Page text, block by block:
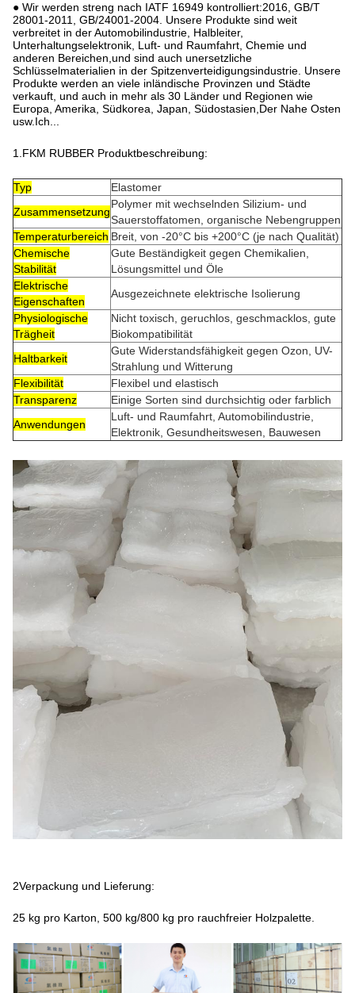
● Wir werden streng nach IATF 16949 kontrolliert:2016, GB/T
28001-2011, GB/24001-2004. Unsere Produkte sind weit
verbreitet in der Automobilindustrie, Halbleiter,
Unterhaltungselektronik, Luft- und Raumfahrt, Chemie und
anderen Bereichen,und sind auch unersetzliche
Schlüsselmaterialien in der Spitzenverteidigungsindustrie. Unsere
Produkte werden an viele inländische Provinzen und Städte
verkauft, und auch in mehr als 30 Länder und Regionen wie
Europa, Amerika, Südkorea, Japan, Südostasien,Der Nahe Osten
usw.Ich...
1.FKM RUBBER Produktbeschreibung:
Typ
Elastomer
Zusammensetzung
Polymer mit wechselnden Silizium- und
Sauerstoffatomen, organische Nebengruppen
Temperaturbereich Breit, von -20°C bis +200°C (je nach Qualität)
Chemische
Stabilität
Gute Beständigkeit gegen Chemikalien,
Lösungsmittel und Öle
Elektrische
Eigenschaften
Ausgezeichnete elektrische Isolierung
Physiologische
Trägheit
Nicht toxisch, geruchlos, geschmacklos, gute
Biokompatibilität
Haltbarkeit
Gute Widerstandsfähigkeit gegen Ozon, UV-
Strahlung und Witterung
Flexibilität
Flexibel und elastisch
Transparenz
Einige Sorten sind durchsichtig oder farblich
Anwendungen
Luft- und Raumfahrt, Automobilindustrie,
Elektronik, Gesundheitswesen, Bauwesen
2Verpackung und Lieferung:
25 kg pro Karton, 500 kg/800 kg pro rauchfreier Holzpalette.